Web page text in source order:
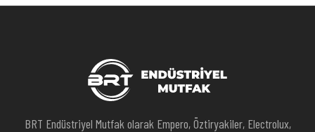
BRT Endüstriyel Mutfak olarak Empero, Öztiryakiler, Electrolux,